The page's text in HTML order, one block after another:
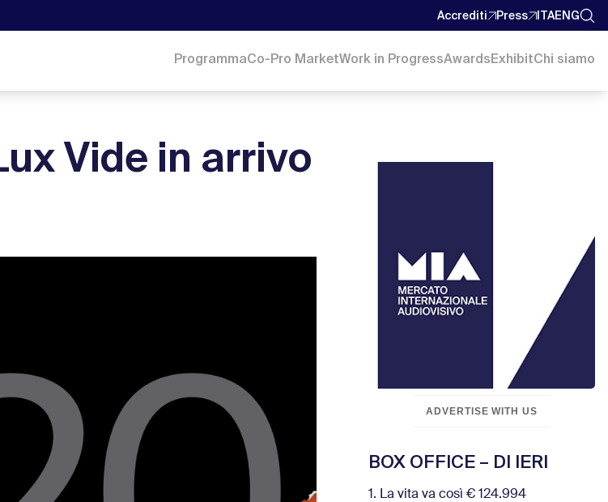
Accrediti Press ITAENG
ProgrammaCo-Pro MarketWork in ProgressAwardsExhibitChi siamo
Vide in arrivo
ADVERTISE WITH US
BOX OFFICE – DI IERI
1. La vita va così € 124.994